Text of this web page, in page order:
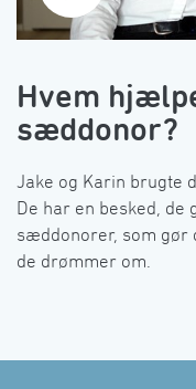
󠀰Hvem
sæddonor?󠀲󠀤󠀩󠀳
󠀰Jake og Karin brugte
De har en besked, de
sæddonorer, som gør
de drømmer om.󠀲󠀥󠀠󠀳